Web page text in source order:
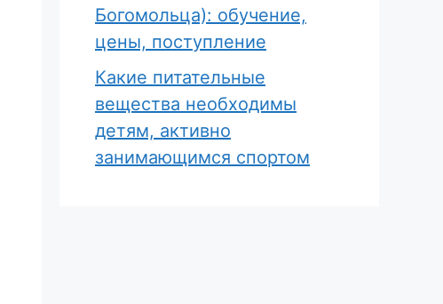
Богомольца): обучение,
цены, поступление
Какие питательные
вещества необходимы
детям, активно
занимающимся спортом